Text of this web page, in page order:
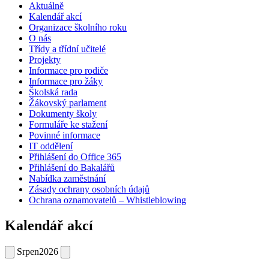
Aktuálně
Kalendář akcí
Organizace školního roku
O nás
Třídy a třídní učitelé
Projekty
Informace pro rodiče
Informace pro žáky
Školská rada
Žákovský parlament
Dokumenty školy
Formuláře ke stažení
Povinné informace
IT oddělení
Přihlášení do Office 365
Přihlášení do Bakalářů
Nabídka zaměstnání
Zásady ochrany osobních údajů
Ochrana oznamovatelů – Whistleblowing
Kalendář akcí
Srpen2026